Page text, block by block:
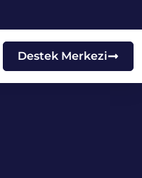
Destek Merkezi